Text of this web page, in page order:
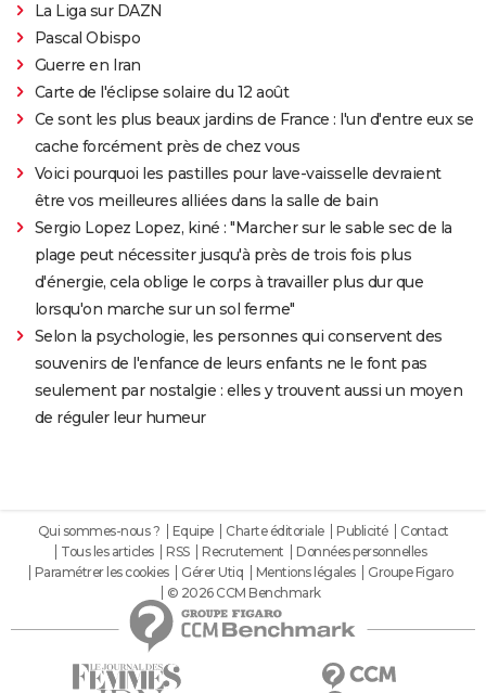
La Liga sur DAZN
Pascal Obispo
Guerre en Iran
Carte de l'éclipse solaire du 12 août
Ce sont les plus beaux jardins de France : l'un d'entre eux se
cache forcément près de chez vous
Voici pourquoi les pastilles pour lave-vaisselle devraient
être vos meilleures alliées dans la salle de bain
Sergio Lopez Lopez, kiné : "Marcher sur le sable sec de la
plage peut nécessiter jusqu'à près de trois fois plus
d'énergie, cela oblige le corps à travailler plus dur que
lorsqu'on marche sur un sol ferme"
Selon la psychologie, les personnes qui conservent des
souvenirs de l'enfance de leurs enfants ne le font pas
seulement par nostalgie : elles y trouvent aussi un moyen
de réguler leur humeur
Qui sommes-nous ? Equipe Charte éditoriale Publicité
Contact
Tous les articles
RSS Recrutement
Données personnelles
Paramétrer les cookies
Gérer Utiq Mentions légales
Groupe Figaro
© 2026 CCM Benchmark